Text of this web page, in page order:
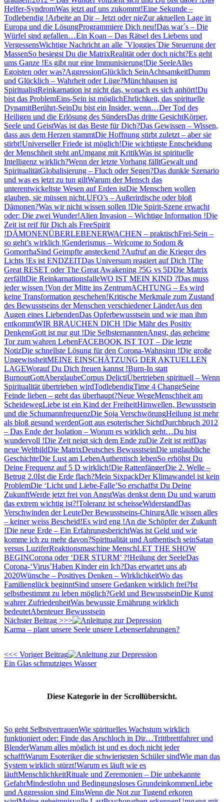
Helfer-SyndromWas jetzt auf uns zukommt!Eine Sekunde –
Todlebendig !Arbeite an Dir – Jetzt oder nieZur aktuellen Lage in
Europa und die LösungProgrammiere Dich neu!Das war´s – Die
Würfel sind gefallen…Ein Koan – Das Rätsel des Liebens und
VergessensWichtige Nachricht an alle ´Vloggies´Die Steuerung der
MassenSo besiegst Du die MatrixRealität oder doch nicht?Es geht
ums Ganze !Es gibt nur eine Immunisierung!Die SeeleAlles
Egoisten oder was?AggressionGlücklich SeinAchtsamkeitDumm
und Glücklich – Wahrheit oder Lüge?Münchhausen ist
SpiritualistReinkarnation ist nicht das, wonach es sich anhört!Du
bist das ProblemEins-Sein ist möglichEhrlichkeit, das spirituelle
DynamitBerührt-SeinDu bist ein Insider, wenn…Der Tod des
Heiligen und die Erlösung des SündersDas dritte GesichtKörper,
Seele und GeistWas ist das Beste für Dich?Das Gewissen – Wissen,
dass aus dem Herzen stammtDie Hoffnung stirbt zuletzt – aber sie
stirbt!Universeller Friede ist möglich!Die wichtigste Entscheidung
der Menschheit steht anUmgang mit KritikWas ist spirituelle
Intelligenz wirklich?Wenn der letzte Vorhang fälltGewalt und
SpiritualitätGlobalisierung – Fluch oder Segen?Das dunkle Szenario
und was es jetzt zu tun giltWarum der Mensch das
unterentwickeltste Wesen auf Erden istDie Menschen wollen
glauben, sie müssen nicht.UFO’s – Außerirdische oder bloß
Dämonen?Was wir nicht wissen sollen !Die Spirit-Szene erwacht
oder: Die zwei Wunder!Alien Invasion – Wichtige Information !Die
Zeit ist reif für Dich als FreeSpirit
!DÄMONENÜBERLEBENERWACHEN – praktischFrei-Sein –
so geht’s wirklich !Genderismus – Welcome to Sodom &
GomorrhaSind Geimpfte ansteckend ?Aufruf an die Krieger des
Lichts !Es ist ENDZEITDas Universum reagiert auf Dich !The
Great RESET oder The Great Awakening ?5G vs 5DDie Matrix
zerfälltDie ReinkarnationsfalleWO IST MEIN KIND ?Das muss
jeder wissen !Von der Mitte ins ZentrumACHTUNG – Es wird
keine Transformation geschehen!Kritische Merkmale zum Zustand
des Bewusstseins der Menschen verschiedener LänderAus den
Augen eines LiebendenDas Opferbewusstsein und wie man ihm
entkommtWIR BRAUCHEN DICH !Die Mähr des Positiv
DenkensGott ist nur gut !Die SelbsternanntenAngst, das geheime
Tor zum wahren LebenFACEBOOK IST TOT – Die letzte
NotizDie schnellste Lösung für den Corona-Wahnsinn !Die große
UngewissheitMEINE EINSCHÄTZUNG DER AKTUELLEN
LAGEWorauf Du Dich freuen kannst !Burn-In statt
BurnoutGottAberglaubeCorpus DelictiÜbertrieben spirituell – Wenn
Spiritualität übertrieben wirdTodlebendigTime 4 ChangeSeine
Feinde lieben – geht das überhaupt?Neue WegeMenschheit am
ScheidewegLiebe ist ein Kind der FreiheitHirnwellen, Bewusstsein
und die SchumannfrequenzDie Soja VerschwörungHeilung ist mehr
als bloß gesund werdenGott aus esoterischer SichtDurchbruch 2012
– Das Ende der Isolation – Worum es wirklich geht…Du bist
wundervoll !Die Zeit neigt sich dem Ende zuDie Zeit ist reifDas
neue WeltbildDie MatrixDeutsches BewusstseinDie unglaubliche
GeschichteDie Lust am LebenAuthentisch lebenSo erhöhst Du
Deine Frequenz auf 5 D wirklich!Die RattenfängerDie 2. Welle –
Betrug 2.0Ist die Erde flach?Mein SixpackDer Klimawandel ist kein
ProblemDie ‘Licht und Liebe-Falle’So erschaffst Du Deine
ZukunftWerde jetzt frei von AngstWas denkst denn Du und warum
das extrem wichtig ist?!Toleranz ist scheisseWiderstandDas
Verschwinden der LeuteDer Bewusstseins-ChirurgAlle wissen alles
– keiner weiss Bescheid!Es wird eng !An die Schöpfer der Zukunft
!Die neue Erde – Ein ErfahrungsberichtWas ist Geld und wie
komme ich zu mehr davon?Spiritualität und Authentisch seinSatan
versus LuziferReaktionsmaschine MenschLET THE SHOW
BEGINCorona oder ‘DER STURM’ ?!Heilung der SeeleDas
Corona-‘Virus’Haben Kinder ein Ich?Das erwartet uns ab
2020Wünsche – Positives Denken – WirklichkeitWo das
Familienglück beginntSind unsere Gedanken wirklich frei?Ist
selbstbestimmt zu leben möglich?Geld und BewusstseinDie Kunst
wahrer ZufriedenheitWas bewusste Ernährung wirklich
bedeutetAbenteuer Bewusstsein
Nächster Beitrag >>>
Karma – plant unsere Seele unsere Lebenserfahrungen?
<<< Voriger Beitrag
Ein Glas schmutziges Wasser
Diese Kategorie in der Scrollübersicht.
So geht SelbstvertrauenWie spirituelles Wachstum wirklich
funktioniert oder: Finde das Arschloch in Dir…Trittbrettfahrer und
BlenderWarum alles möglich ist und es doch nicht jeder
schafftWarum Esoteriker die schwierigsten Schüler sindWie man das
System wirklich stürzt!Warum es läuft wie es
läuftMenschlichkeitRituale und Zeremonien – Die unbekannte
GefahrMindestlohn und Bedingungsloses GrundeinkommenLiebe
und Aggression sind EinsWenn die Not zur Tugend erkoren